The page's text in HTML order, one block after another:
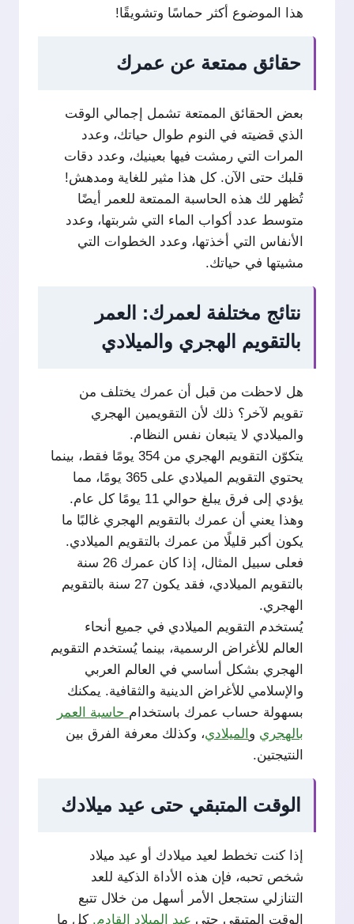
هذا الموضوع أكثر حماسًا وتشويقًا!
حقائق ممتعة عن عمرك
بعض الحقائق الممتعة تشمل إجمالي الوقت
الذي قضيته في النوم طوال حياتك، وعدد
المرات التي رمشت فيها بعينيك، وعدد دقات
قلبك حتى الآن. كل هذا مثير للغاية ومدهش!
تُظهر لك هذه الحاسبة الممتعة للعمر أيضًا
متوسط عدد أكواب الماء التي شربتها، وعدد
الأنفاس التي أخذتها، وعدد الخطوات التي
مشيتها في حياتك.
نتائج مختلفة لعمرك: العمر
بالتقويم الهجري والميلادي
هل لاحظت من قبل أن عمرك يختلف من
تقويم لآخر؟ ذلك لأن التقويمين الهجري
والميلادي لا يتبعان نفس النظام.
يتكوّن التقويم الهجري من 354 يومًا فقط، بينما
يحتوي التقويم الميلادي على 365 يومًا، مما
يؤدي إلى فرق يبلغ حوالي 11 يومًا كل عام.
وهذا يعني أن عمرك بالتقويم الهجري غالبًا ما
يكون أكبر قليلًا من عمرك بالتقويم الميلادي.
فعلى سبيل المثال، إذا كان عمرك 26 سنة
بالتقويم الميلادي، فقد يكون 27 سنة بالتقويم
الهجري.
يُستخدم التقويم الميلادي في جميع أنحاء
العالم للأغراض الرسمية، بينما يُستخدم التقويم
الهجري بشكل أساسي في العالم العربي
والإسلامي للأغراض الدينية والثقافية. يمكنك
بسهولة حساب عمرك باستخدام حاسبة العمر
بالهجري و الميلادي، وكذلك معرفة الفرق بين
النتيجتين.
الوقت المتبقي حتى عيد ميلادك
إذا كنت تخطط لعيد ميلادك أو عيد ميلاد
شخص تحبه، فإن هذه الأداة الذكية للعد
التنازلي ستجعل الأمر أسهل من خلال تتبع
الوقت المتبقي حتى عيد الميلاد القادم. كل ما